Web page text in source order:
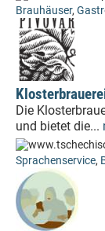
Brauhäuser,
Die
und bietet die...
Sprachenservice,